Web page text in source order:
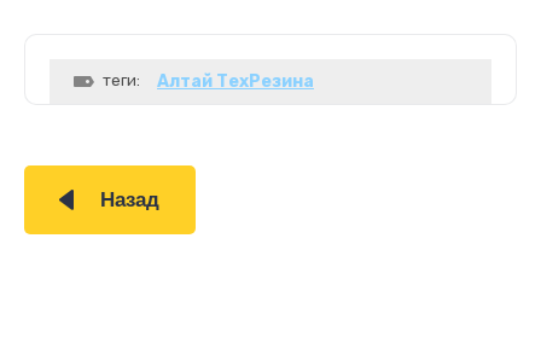
теги: Алтай ТехРезина
Назад